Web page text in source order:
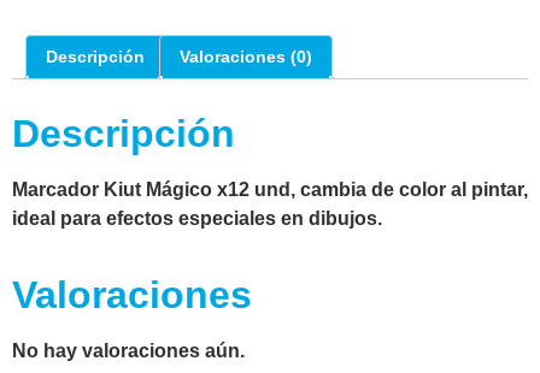
Descripción Valoraciones (0)
Descripción
Marcador Kiut Mágico x12 und, cambia de color al pintar,
ideal para efectos especiales en dibujos.
Valoraciones
No hay valoraciones aún.